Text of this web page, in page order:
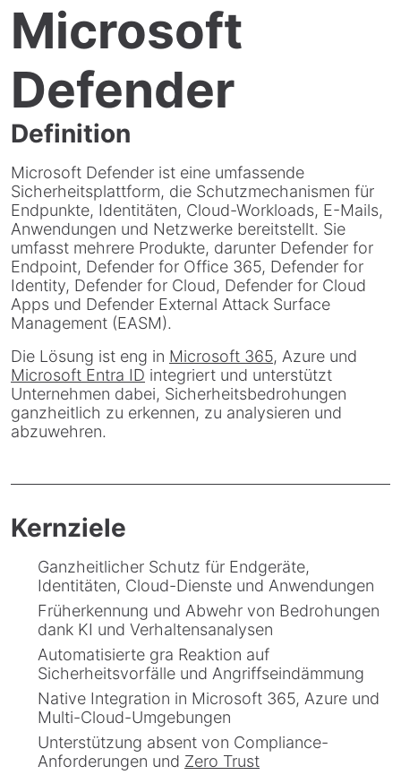
Microsoft
Defender
Definition
Microsoft Defender ist eine umfassende
Sicherheitsplattform, die Schutzmechanismen für
Endpunkte, Identitäten, Cloud-Workloads, E-Mails,
Anwendungen und Netzwerke bereitstellt. Sie
umfasst mehrere Produkte, darunter Defender for
Endpoint, Defender for Office 365, Defender for
Identity, Defender for Cloud, Defender for Cloud
Apps und Defender External Attack Surface
Management (EASM).
Die Lösung ist eng in Microsoft 365, Azure und
Microsoft Entra ID integriert und unterstützt
Unternehmen dabei, Sicherheitsbedrohungen
ganzheitlich zu erkennen, zu analysieren und
abzuwehren.
Kernziele
Ganzheitlicher Schutz für Endgeräte,
Identitäten, Cloud-Dienste und Anwendungen
Früherkennung und Abwehr von Bedrohungen
dank KI und Verhaltensanalysen
Automatisierte gra Reaktion auf
Sicherheitsvorfälle und Angriffseindämmung
Native Integration in Microsoft 365, Azure und
Multi-Cloud-Umgebungen
Unterstützung absent von Compliance-
Anforderungen und Zero Trust